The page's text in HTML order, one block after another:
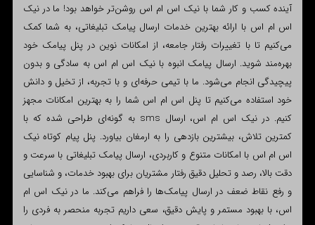
آینده کسب و کار شما با نیک اس ام اس روشن‌تر خواهد بود! ما در نیک
اس ام اس با ارائه بهترین خدمات ارسال پیامک تبلیغاتی، به شما کمک
می‌کنیم تا با تغییرات رفتار جامعه، از امکانات نوین در پنل پیامک خود
بهره‌مند شوید. ارسال پیامک انبوه با نیک اس ام اس به سادگی و بدون
پیچیدگی انجام می‌شود. ما با تیمی حرفه‌ای و با تجربه، از تخیل و دانش
خود استفاده می‌کنیم تا پنل اس ام اس شما را به بهترین امکانات مجهز
کنیم. در نیک اس ام اس، ارسال sms به گونه‌ای طراحی شده که با
کمترین تلاش، بیشترین بازدهی را به ارمغان بیاورد. پنل پیام کوتاه نیک
اس ام اس با امکانات متنوع و کاربردی، ارسال پیامک تبلیغاتی با سرعت و
دقت بالا، رصد و تحلیل دقیق رفتار مشتریان برای بهبود خدمات، و شناسایی
و رفع نقاط ضعف در ارسال پیامک‌ها را فراهم می‌کند. ما در نیک اس ام
اس، با بهبود مستمر و پایش دقیق، سعی داریم تجربه منحصر به فردی را